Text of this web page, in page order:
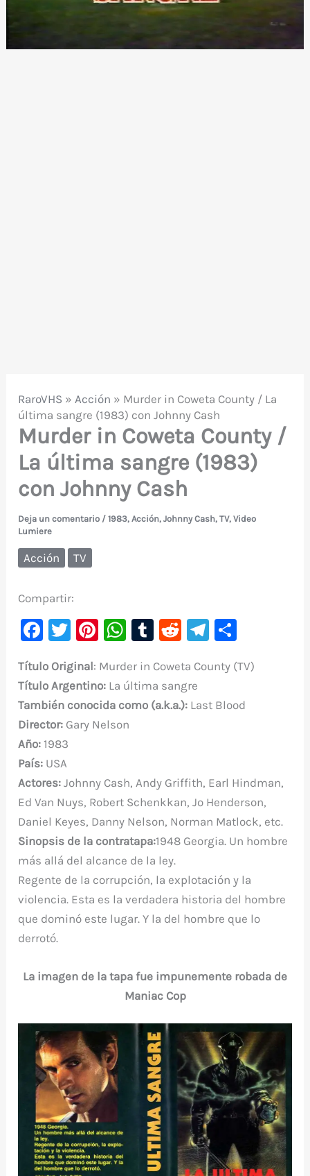
RaroVHS »Acción » Murder in Coweta County / La
última sangre (1983) con Johnny Cash
Murder in Coweta County /
La última sangre (1983)
con Johnny Cash
Deja un comentario /1983,Acción,Johnny Cash,TV,Video
Lumiere
Acción TV
Compartir:
F
c
e
b
o
o
k
T
it
te
r
Pi
er
e
st
W
at
s
A
T
m
bl
r
R
d
di
t
Te
gr
a
m
p
Título Original: Murder in Coweta County (TV)
Título Argentino: La última sangre
También conocida como (a.k.a.): Last Blood
Director: Gary Nelson
Año: 1983
País: USA
Actores: Johnny Cash, Andy Griffith, Earl Hindman,
Ed Van Nuys, Robert Schenkkan, Jo Henderson,
Daniel Keyes, Danny Nelson, Norman Matlock, etc.
Sinopsis de la contratapa:1948 Georgia. Un hombre
más allá del alcance de la ley.
Regente de la corrupción, la explotación y la
violencia. Esta es la verdadera historia del hombre
que dominó este lugar. Y la del hombre que lo
derrotó.
La imagen de la tapa fue impunemente robada de
Maniac Cop